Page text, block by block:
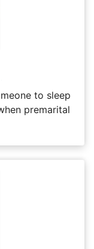
to sleep
premarital